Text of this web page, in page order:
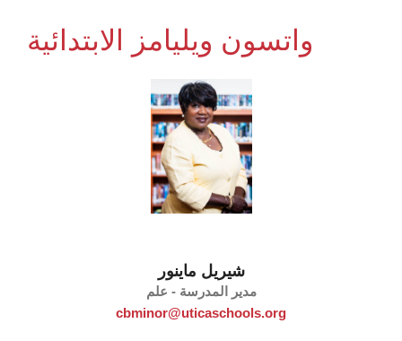
واتسون ويليامز الابتدائية
شيريل ماينور
مدير المدرسة - علم
cbminor@uticaschools.org